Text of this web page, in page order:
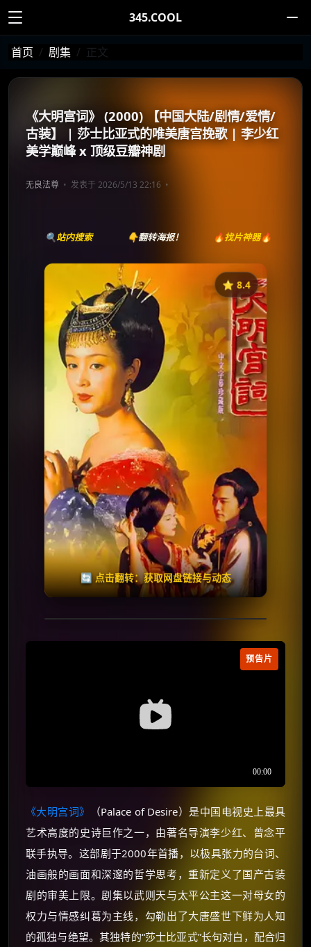
345.COOL
首页 剧集 正文
《大明宫词》 (2000) 【中国大陆/剧情/爱情/
古装】 | 莎士比亚式的唯美唐宫挽歌 | 李少红
美学巅峰 x 顶级豆瓣神剧
无良法尊 发表于 2026/5/13 22:16
🔍站内搜索 👇翻转海报！ 🔥找片神器🔥
⭐️ 8.4
🔄 点击翻转：获取网盘链接与动态
《大明宫词》
⭐
收藏
⭐️ 评分：8.4 | 🎬 2000年
✅ 已完结
夸克网盘
失效请反馈
🧧️
天天领红包
预告片
《大明宫词》
（Palace of Desire）是中国电视史上最具
艺术高度的史诗巨作之一，由著名导演李少红、曾念平
联手执导。这部剧于2000年首播，以极具张力的台词、
油画般的画面和深邃的哲学思考，重新定义了国产古装
剧的审美上限。剧集以武则天与太平公主这一对母女的
权力与情感纠葛为主线，勾勒出了大唐盛世下鲜为人知
的孤独与绝望。其独特的“莎士比亚式”长句对白，配合归